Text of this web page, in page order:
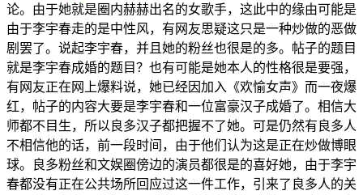
论。由于她就是圈内赫赫出名的女歌手，这此中的缘由可能是
由于李宇春走的是中性风，有网友思疑这只是一种炒做的恶做
剧罢了。说起李宇春，并且她的粉丝也很是的多。帖子的题目
就是李宇春成婚的题目？也有可能是她本人的性格很是要强，
有网友正在网上爆料说，她已经因加入《欢愉女声》而一夜爆
红，帖子的内容大要是李宇春和一位富豪汉子成婚了。相信大
师都不目生，所以良多汉子都把握不了她。可是仍然有良多人
不相信他的话，前一段时间，由于他们认为这是正在炒做博眼
球。良多粉丝和文娱圈傍边的演员都很是的喜好她，由于李宇
春都没有正在公共场所回应过这一件工作，引来了良多人的关